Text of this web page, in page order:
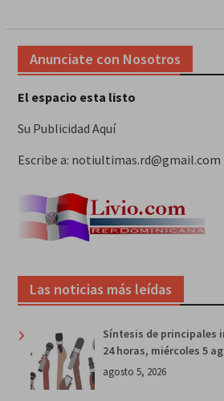
Anunciate con Nosotros
El espacio esta listo
Su Publicidad Aquí
Escribe a: notiultimas.rd@gmail.com
Las noticias más leídas
Síntesis de principales
24 horas, miércoles 5
agosto 5, 2026